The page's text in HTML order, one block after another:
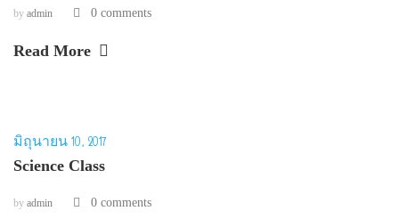
by admin 0 comments
Read More
มิถุนายน 10, 2017
Science Class
by admin 0 comments